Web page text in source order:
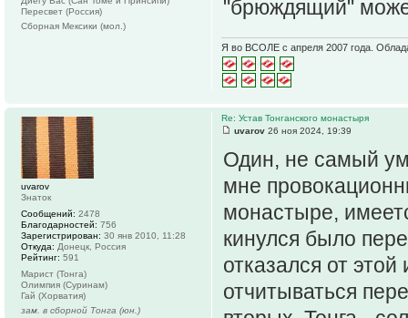
"брюждящий"
Я во ВСОЛЕ с апреля 2007 года.
Пересвет (Россия)
Сборная Мексики (мол.)
Re: Устав Тонганского монастыря
uvarov 26 ноя 2024, 19:39
Один, не самый
мне
монастыре,
кинулся было
отказался от
отчитываться
uvarov
Знаток
Сообщений: 2478
Благодарностей: 756
Зарегистрирован: 30 янв 2010, 11:28
Откуда: Донецк, Россия
Рейтинг: 591
Марист (Тонга)
Олимпия (Суринам)
Гай (Хорватия)
зам. в сборной Тонга (юн.)